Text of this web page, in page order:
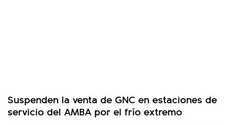
Suspenden la venta de GNC en estaciones de
servicio del AMBA por el frío extremo